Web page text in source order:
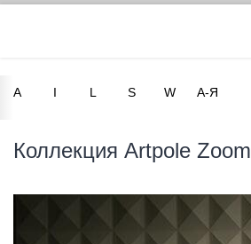
A I L S W А-Я
Коллекция Artpole Zoom